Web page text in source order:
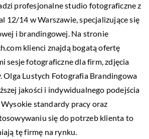
profesjonalne studio fotograficzne z
12/14 w Warszawie, specjalizujące się
i brandingowej. Na stronie
klienci znajdą bogatą ofertę
sesje fotograficzne dla firm, zdjęcia
Olga Lustych Fotografia Brandingowa
jakości i indywidualnego podejścia
standardy pracy oraz
się do potrzeb klienta to
tę firmę na rynku.